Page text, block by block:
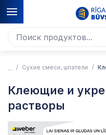
Сухие смеси, шпатели
Клеющие и
растворы